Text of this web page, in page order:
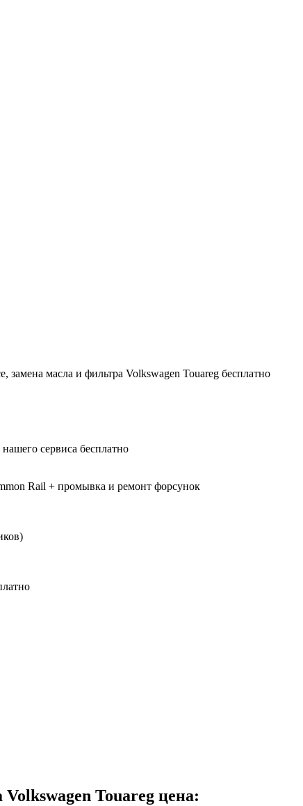
масла и фильтра Volkswagen Touareg бесплатно
сервиса бесплатно
Rail + промывка и ремонт форсунок
Volkswagen Touareg цена: